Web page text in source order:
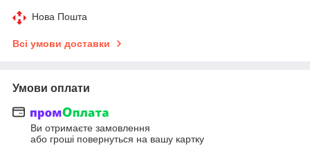
Нова Пошта
Всі умови доставки
Умови оплати
Ви отримаєте замовлення
або гроші повернуться на вашу картку